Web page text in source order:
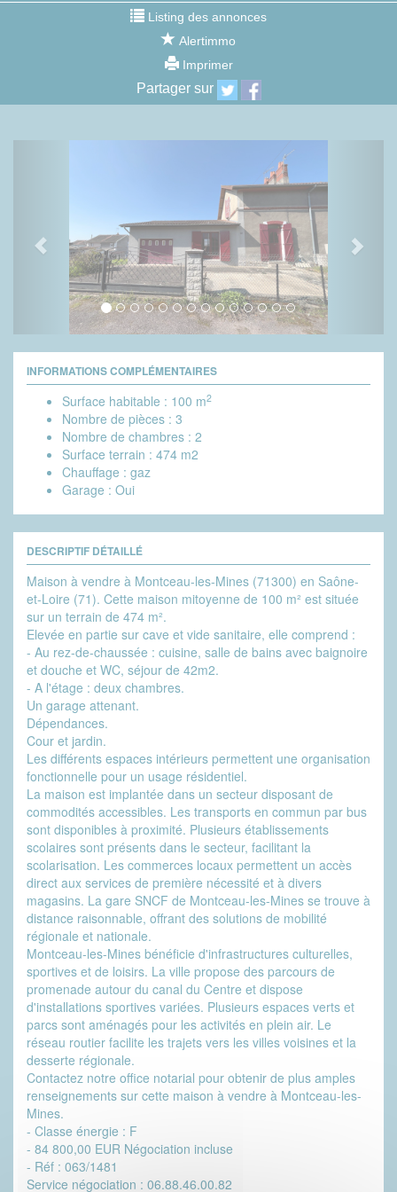
Listing des annonces
Alertimmo
Imprimer
Partager sur
INFORMATIONS COMPLÉMENTAIRES
Surface habitable : 100 m2
Nombre de pièces : 3
Nombre de chambres : 2
Surface terrain : 474 m2
Chauffage : gaz
Garage : Oui
DESCRIPTIF DÉTAILLÉ
Maison à vendre à Montceau-les-Mines (71300) en Saône-
et-Loire (71). Cette maison mitoyenne de 100 m² est située
sur un terrain de 474 m².
Elevée en partie sur cave et vide sanitaire, elle comprend :
- Au rez-de-chaussée : cuisine, salle de bains avec baignoire
et douche et WC, séjour de 42m2.
- A l'étage : deux chambres.
Un garage attenant.
Dépendances.
Cour et jardin.
Les différents espaces intérieurs permettent une organisation
fonctionnelle pour un usage résidentiel.
La maison est implantée dans un secteur disposant de
commodités accessibles. Les transports en commun par bus
sont disponibles à proximité. Plusieurs établissements
scolaires sont présents dans le secteur, facilitant la
scolarisation. Les commerces locaux permettent un accès
direct aux services de première nécessité et à divers
magasins. La gare SNCF de Montceau-les-Mines se trouve à
distance raisonnable, offrant des solutions de mobilité
régionale et nationale.
Montceau-les-Mines bénéficie d'infrastructures culturelles,
sportives et de loisirs. La ville propose des parcours de
promenade autour du canal du Centre et dispose
d'installations sportives variées. Plusieurs espaces verts et
parcs sont aménagés pour les activités en plein air. Le
réseau routier facilite les trajets vers les villes voisines et la
desserte régionale.
Contactez notre office notarial pour obtenir de plus amples
renseignements sur cette maison à vendre à Montceau-les-
Mines.
- Classe énergie : F
- 84 800,00 EUR Négociation incluse
- Réf : 063/1481
Service négociation : 06.88.46.00.82